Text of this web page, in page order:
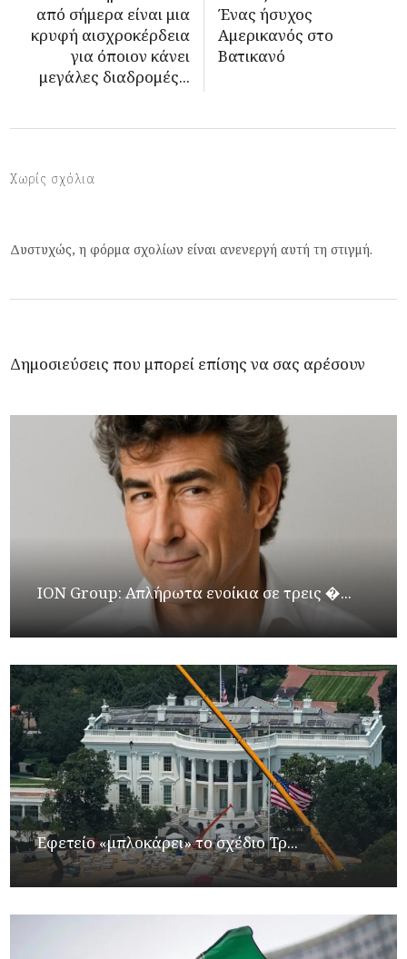
από σήμερα είναι μια
κρυφή αισχροκέρδεια
για όποιον κάνει
μεγάλες διαδρομές...
Ένας ήσυχος
Αμερικανός στο
Βατικανό
Χωρίς σχόλια
Δυστυχώς, η φόρμα σχολίων είναι ανενεργή αυτή τη στιγμή.
Δημοσιεύσεις που μπορεί επίσης να σας αρέσουν
ION Group: Απλήρωτα ενοίκια σε τρεις �...
Εφετείο «μπλοκάρει» το σχέδιο Τρ...